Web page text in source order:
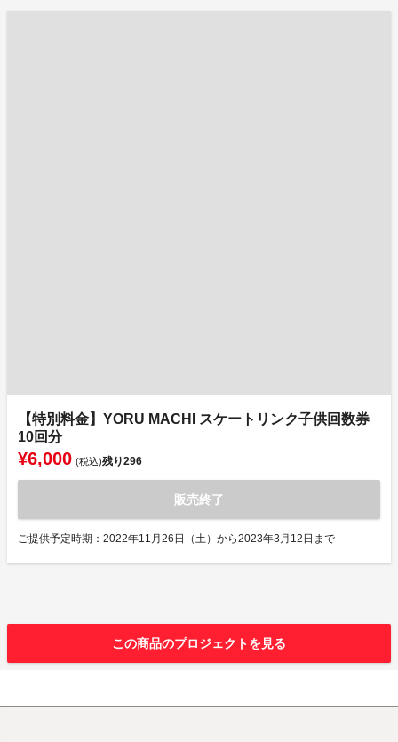
【特別料金】YORU MACHI スケートリンク子供回数券
10回分
¥6,000 (税込)残り296
販売終了
ご提供予定時期：2022年11月26日（土）から2023年3月12日まで
この商品のプロジェクトを見る